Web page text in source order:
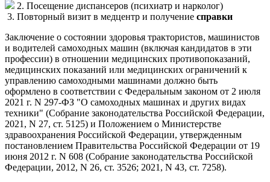
2. Посещение диспансеров (психиатр и нарколог)
3. Повторный визит в медцентр и получение справки
Заключение о состоянии здоровья трактористов, машинистов
и водителей самоходных машин (включая кандидатов в эти
профессии) в отношении медицинских противопоказаний,
медицинских показаний или медицинских ограничений к
управлению самоходными машинами должно быть
оформлено в соответствии с Федеральным законом от 2 июля
2021 г. N 297-ФЗ "О самоходных машинах и других видах
техники" (Собрание законодательства Российской Федерации,
2021, N 27, ст. 5125) и Положением о Министерстве
здравоохранения Российской Федерации, утвержденным
постановлением Правительства Российской Федерации от 19
июня 2012 г. N 608 (Собрание законодательства Российской
Федерации, 2012, N 26, ст. 3526; 2021, N 43, ст. 7258).